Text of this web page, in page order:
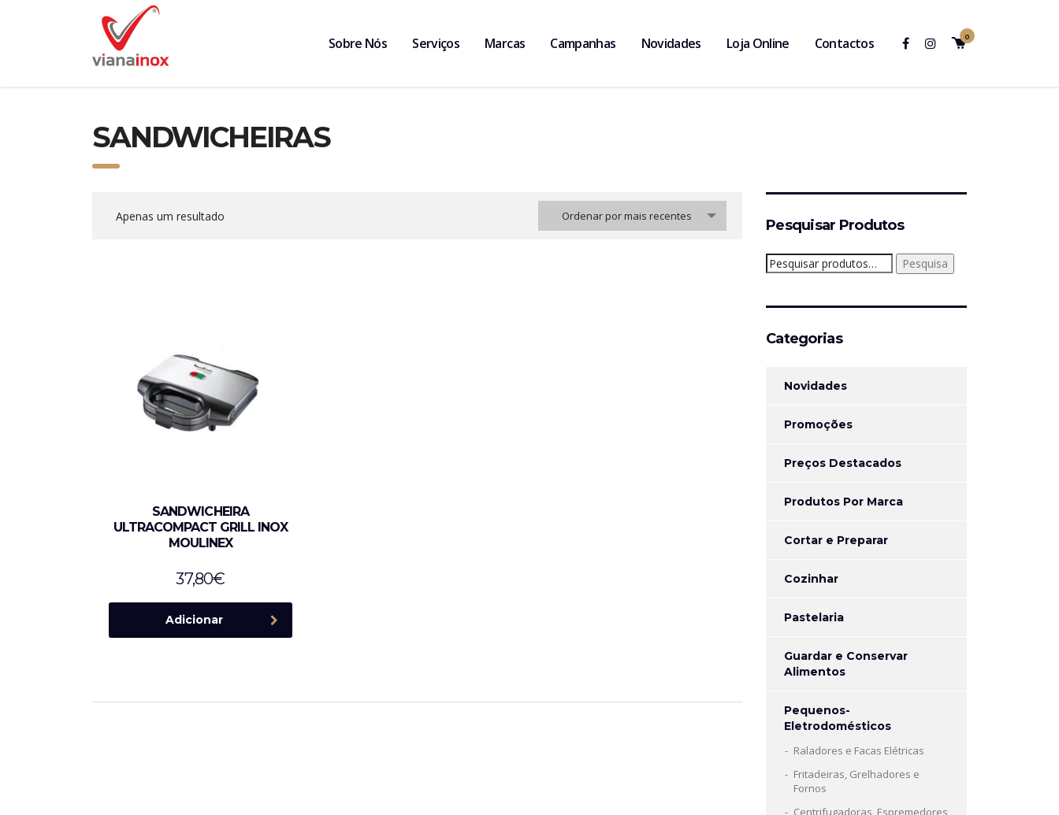
0
Sobre Nós Serviços Marcas Campanhas Novidades Loja Online Contactos
SANDWICHEIRAS
Apenas um resultado Ordenar por mais recentes
SANDWICHEIRA
ULTRACOMPACT GRILL INOX
MOULINEX
37,80€
Adicionar
Pesquisar Produtos
Pesquisar
por:
Pesquisa
Categorias
Novidades
Promoções
Preços Destacados
Produtos Por Marca
Cortar e Preparar
Cozinhar
Pastelaria
Guardar e Conservar
Alimentos
Pequenos-
Eletrodomésticos
Raladores e Facas Elétricas
Fritadeiras, Grelhadores e
Fornos
Centrifugadoras, Espremedores